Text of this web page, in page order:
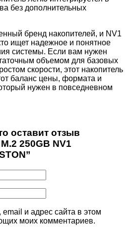
без дополнительных
бренд накопителей, и NV1
ищет надежное и понятное
системы. Если вам нужен
объемом для базовых
скорости, этот накопитель
баланс цены, формата и
нужен в повседневном
оставит отзыв
250GB NV1
и адрес сайта в этом
моих комментариев.